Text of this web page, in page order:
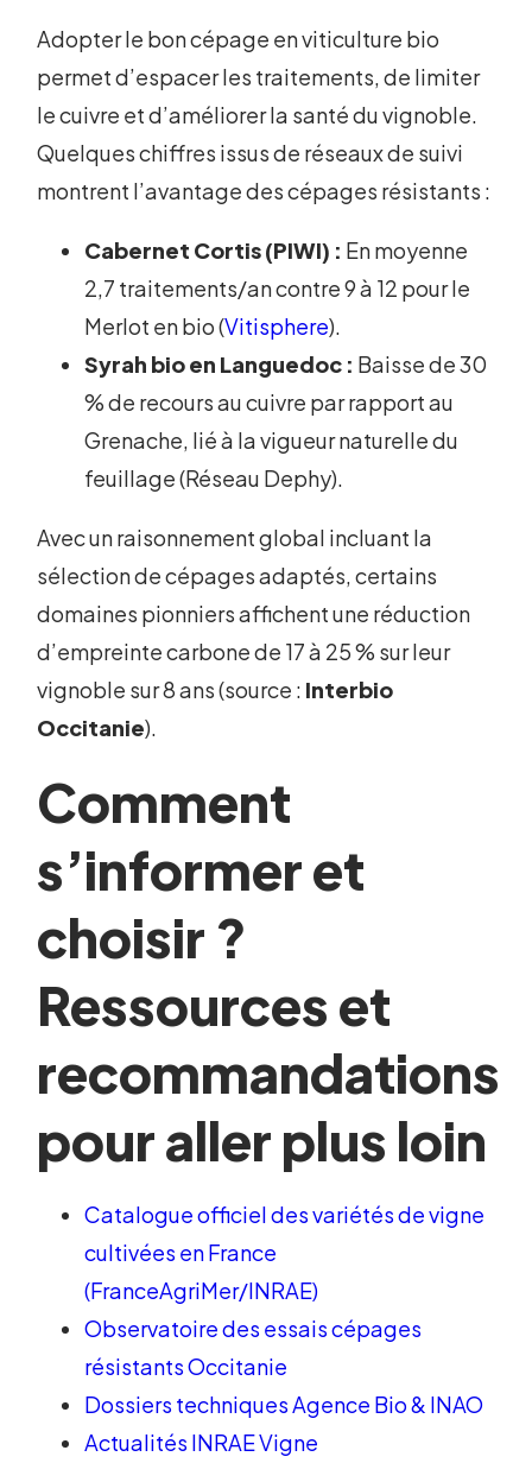
Adopter le bon cépage en viticulture bio
permet d’espacer les traitements, de limiter
le cuivre et d’améliorer la santé du vignoble.
Quelques chiffres issus de réseaux de suivi
montrent l’avantage des cépages résistants :
Cabernet Cortis (PIWI) : En moyenne
2,7 traitements/an contre 9 à 12 pour le
Merlot en bio (Vitisphere).
Syrah bio en Languedoc : Baisse de 30
% de recours au cuivre par rapport au
Grenache, lié à la vigueur naturelle du
feuillage (Réseau Dephy).
Avec un raisonnement global incluant la
sélection de cépages adaptés, certains
domaines pionniers affichent une réduction
d’empreinte carbone de 17 à 25 % sur leur
vignoble sur 8 ans (source : Interbio
Occitanie).
Comment
s’informer et
choisir ?
Ressources et
recommandations
pour aller plus loin
Catalogue officiel des variétés de vigne
cultivées en France
(FranceAgriMer/INRAE)
Observatoire des essais cépages
résistants Occitanie
Dossiers techniques Agence Bio & INAO
Actualités INRAE Vigne